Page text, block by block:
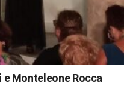
e Monteleone Rocca